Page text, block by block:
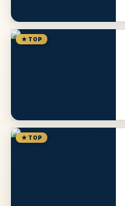
★ TOP
★ TOP